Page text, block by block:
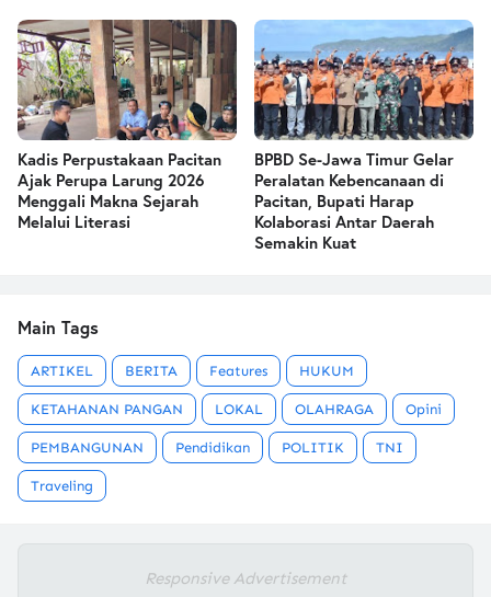
Kadis Perpustakaan Pacitan
Ajak Perupa Larung 2026
Menggali Makna Sejarah
Melalui Literasi
BPBD Se-Jawa Timur Gelar
Peralatan Kebencanaan di
Pacitan, Bupati Harap
Kolaborasi Antar Daerah
Semakin Kuat
Main Tags
ARTIKEL BERITA Features HUKUM
KETAHANAN PANGAN LOKAL OLAHRAGA Opini
PEMBANGUNAN Pendidikan POLITIK TNI
Traveling
Responsive Advertisement